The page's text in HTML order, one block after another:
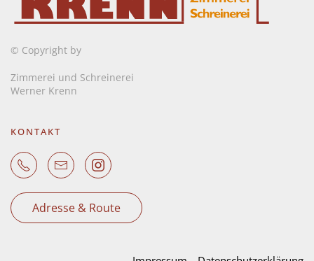
© Copyright by
Zimmerei und Schreinerei
Werner Krenn
KONTAKT
Adresse & Route